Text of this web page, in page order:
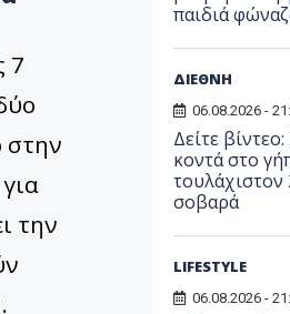
7
στην
την
παιδιά
ΔΙΕΘΝΗ
06.08.2026 -
Δείτε
κοντά στο
τουλάχιστον
σοβαρά
LIFESTYLE
06.08.2026 -